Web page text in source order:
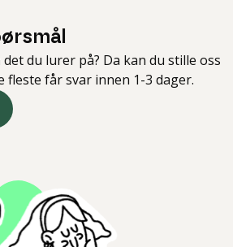
du lurer på? Da kan du stille oss
fleste får svar innen 1-3 dager.